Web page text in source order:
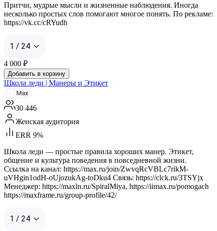
Притчи, мудрые мысли и жизненные наблюдения. Иногда
несколько простых слов помогают многое понять. По рекламе:
https://vk.cc/cRYudh
1 / 24
4 000 ₽
Добавить в корзину
Школа леди | Манеры и Этикет
Max
30 446
Женская аудитория
ERR 9%
Школа леди — простые правила хороших манер. Этикет,
общение и культура поведения в повседневной жизни.
Ссылка на канал: https://max.ru/join/ZwvqRcVBLc7rikM-
uVHgin1odH-oUjozukAg-toDku4 Связь: https://clck.ru/3TSYjx
Менеджер: https://maxln.ru/SpiralMiya, https://iimax.ru/pomogach
https://maxframe.ru/group-profile/42/
1 / 24